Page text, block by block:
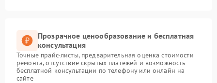
Прозрачное ценообразование и бесплатная
консультация
Точные прайс-листы, предварительная оценка стоимости
ремонта, отсутствие скрытых платежей и возможность
бесплатной консультации по телефону или онлайн на
сайте